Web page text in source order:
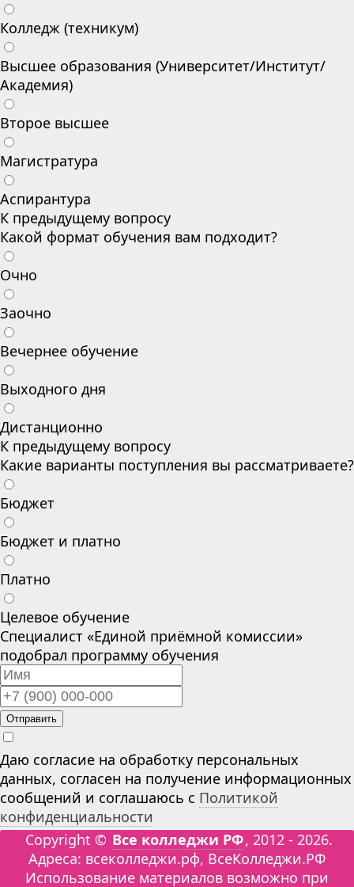
Колледж (техникум)
Высшее образования (Университет/Институт/
Академия)
Второе высшее
Магистратура
Аспирантура
К предыдущему вопросу
Какой формат обучения вам подходит?
Очно
Заочно
Вечернее обучение
Выходного дня
Дистанционно
К предыдущему вопросу
Какие варианты поступления вы рассматриваете?
Бюджет
Бюджет и платно
Платно
Целевое обучение
Специалист «Единой приёмной комиссии»
подобрал программу обучения
Отправить
Даю согласие на обработку персональных
данных, согласен на получение информационных
сообщений и соглашаюсь с Политикой
конфиденциальности
Copyright © Все колледжи РФ, 2012 - 2026.
Адреса: всеколледжи.рф, ВсеКолледжи.РФ
Использование материалов возможно при